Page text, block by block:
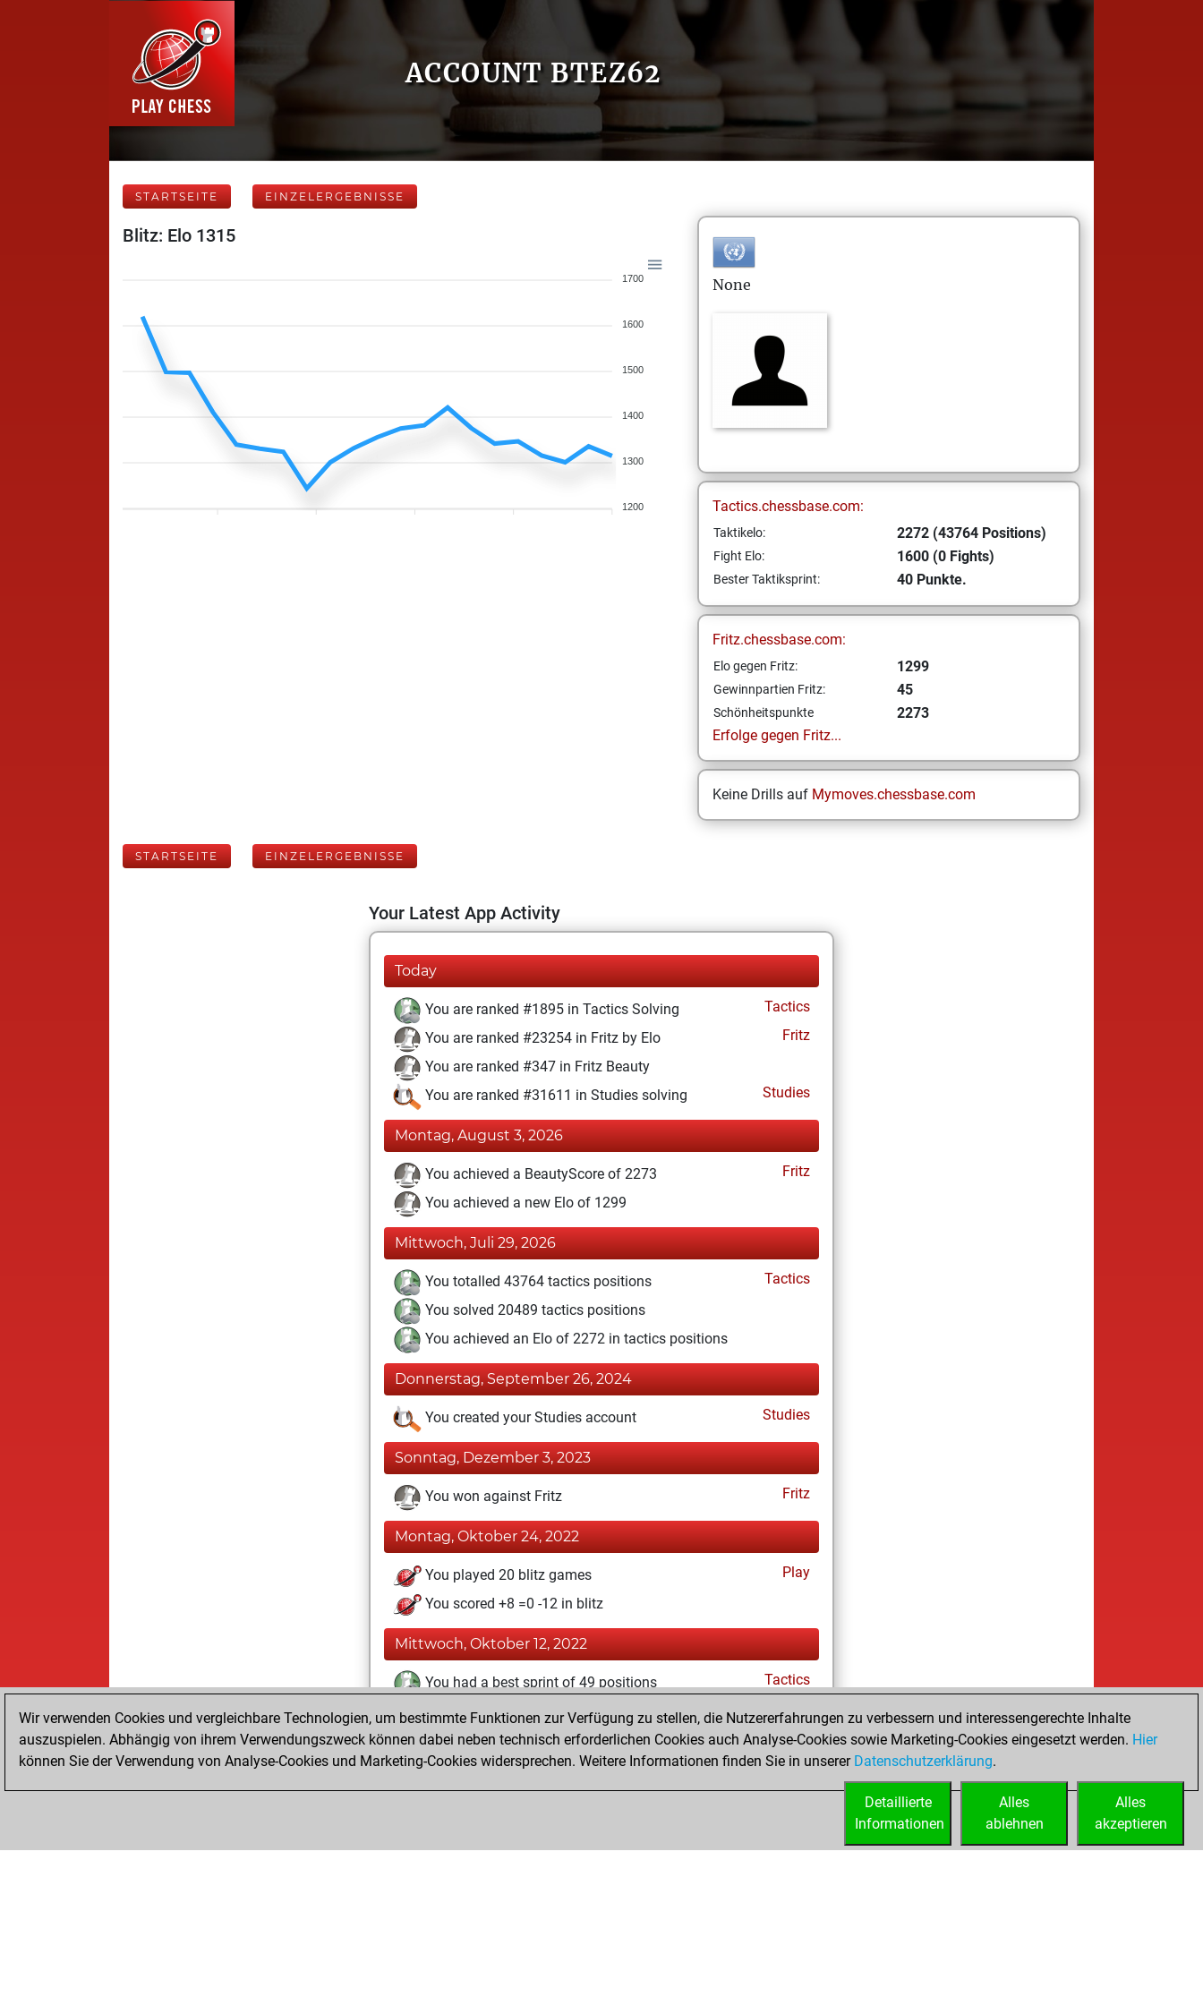
ACCOUNT BTEZ62
STARTSEITE EINZELERGEBNISSE
Blitz: Elo 1315
1700
1600
1500
1400
1300
1200
None
Tactics.chessbase.com:
Taktikelo: 2272 (43764 Positions)
Fight Elo: 1600 (0 Fights)
Bester Taktiksprint: 40 Punkte.
Fritz.chessbase.com:
Elo gegen Fritz: 1299
Gewinnpartien Fritz: 45
Schönheitspunkte
2273
Erfolge gegen Fritz...
Keine Drills auf Mymoves.chessbase.com
STARTSEITE EINZELERGEBNISSE
Your Latest App Activity
Today
You are ranked #1895 in Tactics Solving
Tactics
You are ranked #23254 in Fritz by Elo
Fritz
You are ranked #347 in Fritz Beauty
You are ranked #31611 in Studies solving
Studies
Montag, August 3, 2026
You achieved a BeautyScore of 2273
Fritz
You achieved a new Elo of 1299
Mittwoch, Juli 29, 2026
You totalled 43764 tactics positions
Tactics
You solved 20489 tactics positions
You achieved an Elo of 2272 in tactics positions
Donnerstag, September 26, 2024
You created your Studies account Studies
Sonntag, Dezember 3, 2023
You won against Fritz Fritz
Montag, Oktober 24, 2022
You played 20 blitz games
Play
You scored +8 =0 -12 in blitz
Mittwoch, Oktober 12, 2022
You had a best sprint of 49 positions Tactics
Montag, Dezember 14, 2020
You created your Fritz account Fritz
Wir verwenden Cookies und vergleichbare Technologien, um bestimmte Funktionen zur Verfügung zu stellen, die Nutzererfahrungen zu verbessern und interessengerechte Inhalte
auszuspielen. Abhängig von ihrem Verwendungszweck können dabei neben technisch erforderlichen Cookies auch Analyse-Cookies sowie Marketing-Cookies eingesetzt werden. Hier
können Sie der Verwendung von Analyse-Cookies und Marketing-Cookies widersprechen. Weitere Informationen finden Sie in unserer Datenschutzerklärung.
Alles
akzeptieren
Alles
ablehnen
Detaillierte
Informationen